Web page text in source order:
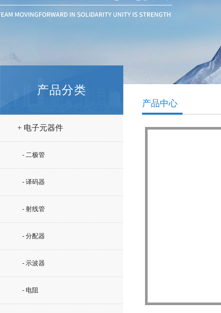
产品分类
+ 电子元器件
- 二极管
- 译码器
- 射线管
- 分配器
- 示波器
- 电阻
产品中心